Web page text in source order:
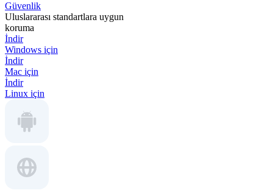
Güvenlik
Uluslararası standartlara uygun
koruma
İndir
Windows için
İndir
Mac için
İndir
Linux için